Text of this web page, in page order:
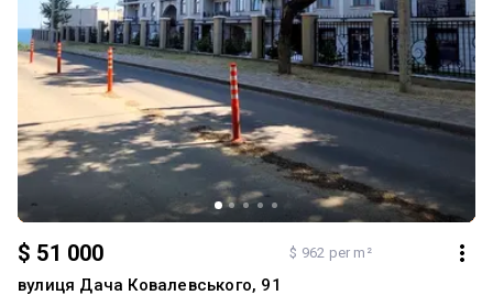
$ 51 000 $ 962 per m²
вулиця Дача Ковалевського, 91